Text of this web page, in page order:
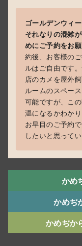
ゴールデンウィ
それなりの混雑
めにご予約をお願
約後、お客様の
ルはご自由です
店のカメを屋外
ルームのスペー
可能ですが、こ
温になるかわか
お早目のご予約
したいと思ってい
かめ
かめぢ
かめぢか